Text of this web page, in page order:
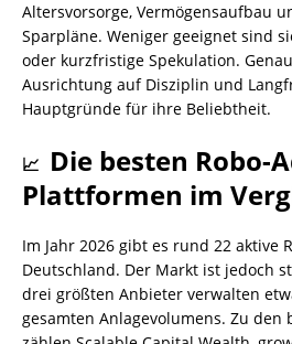
Altersvorsorge, Vermögensaufbau
Sparpläne. Weniger geeignet sind
oder kurzfristige Spekulation.
Ausrichtung auf Disziplin und
Hauptgründe für ihre Beliebtheit.
📈 Die besten Robo-
Plattformen im
Im Jahr 2026 gibt es rund 22 aktive
Deutschland. Der Markt ist jedoch
drei größten Anbieter verwalten
gesamten Anlagevolumens. Zu den